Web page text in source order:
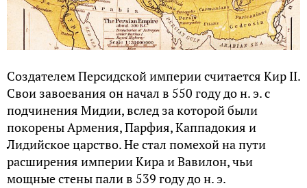
Создателем Персидской империи считается Кир II.
Свои завоевания он начал в 550 году до н. э. с
подчинения Мидии, вслед за которой были
покорены Армения, Парфия, Каппадокия и
Лидийское царство. Не стал помехой на пути
расширения империи Кира и Вавилон, чьи
мощные стены пали в 539 году до н. э.